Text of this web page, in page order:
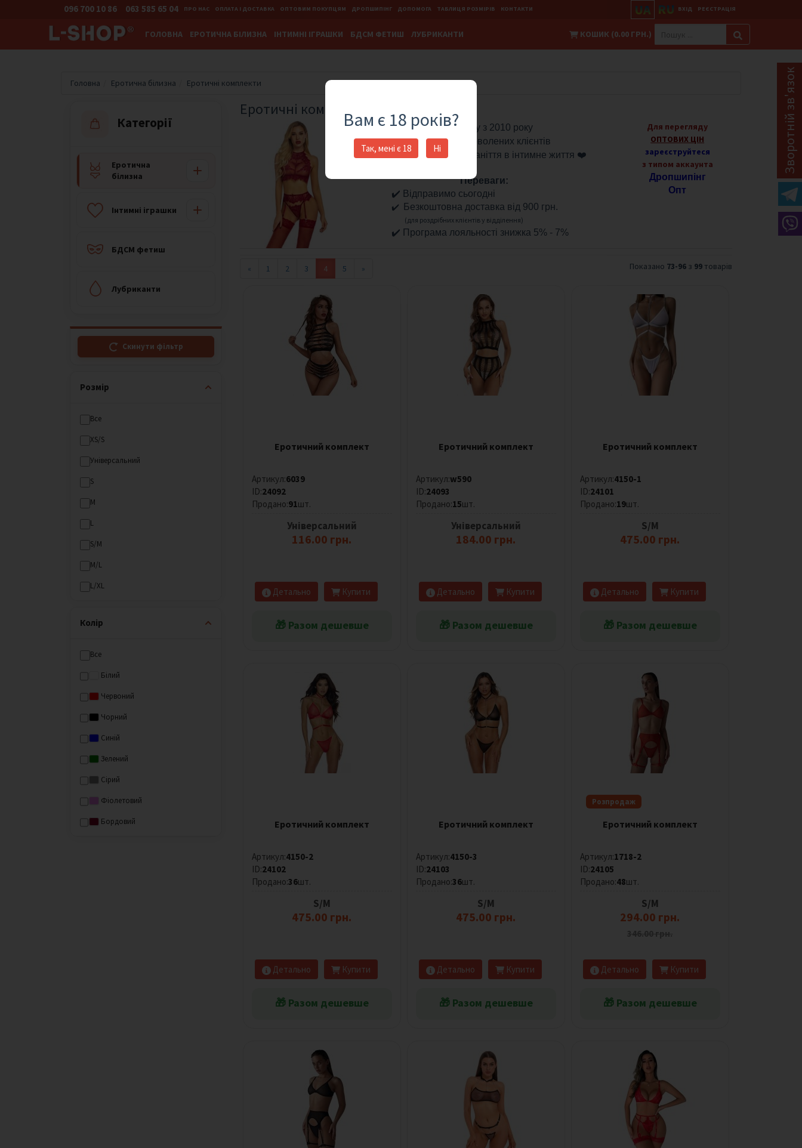
Вам є 18 років?
Так, мені є 18 Ні
096 700 10 86 063 585 65 04 ПРО НАС ОПЛАТА І ДОСТАВКА ОПТОВИМ ПОКУПЦЯМ ДРОПШИПІНГ ДОПОМОГА ТАБЛИЦЯ РОЗМІРІВ КОНТАКТИ UA RU ВХІД РЕЄСТРАЦІЯ
ГОЛОВНА ЕРОТИЧНА БІЛИЗНА IНТИМНІ ІГРАШКИ БДСМ ФЕТИШ ЛУБРИКАНТИ КОШИК (0.00 ГРН.)
Зворотній зв'язок
Головна Еротична білизна Еротичні комплекти
Категорії
Еротична
білизна
Iнтимні іграшки
БДСМ фетиш
Лубриканти
Скинути фільтр
Розмір
Все
XS/S
Універсальний
S
M
L
S/M
M/L
L/XL
Колір
Все
Білий
Червоний
Чорний
Синій
Зелений
Сірий
Фіолетовий
Бордовий
Еротичні комплекти
На ринку з 2010 року
182102
задоволених клієнтів
❤️ Принесіть різноманіття в інтимне життя ❤️
Переваги:
✔️ Відправимо сьогодні
✔️ Безкоштовна доставка від 900 грн.
(для роздрібних клієнтів у відділення)
✔️ Програма лояльності знижка 5% - 7%
Для перегляду
ОПТОВИХ ЦІН
зареєструйтеся
з типом аккаунта
Дропшипінг
Опт
« 1 2 3 4 5 » Показано 73-96 з 99 товарів
Еротичний комплект
Артикул:6039
ID:24092
Продано:91шт.
Універсальний
116.00 грн.
Детально Купити
🎁 Разом дешевше
Еротичний комплект
Артикул:w590
ID:24093
Продано:15шт.
Універсальний
184.00 грн.
Детально Купити
🎁 Разом дешевше
Еротичний комплект
Артикул:4150-1
ID:24101
Продано:19шт.
S/M
475.00 грн.
Детально Купити
🎁 Разом дешевше
Еротичний комплект
Артикул:4150-2
ID:24102
Продано:36шт.
S/M
475.00 грн.
Детально Купити
🎁 Разом дешевше
Еротичний комплект
Артикул:4150-3
ID:24103
Продано:36шт.
S/M
475.00 грн.
Детально Купити
🎁 Разом дешевше
Розпродаж
Еротичний комплект
Артикул:1718-2
ID:24105
Продано:48шт.
S/M
294.00 грн.
Детально Купити
🎁 Разом дешевше